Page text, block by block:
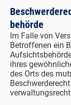
behörde
Im Falle von
Betroffenen ein
ihres
des Orts des